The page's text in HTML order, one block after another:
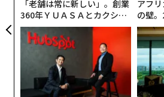
学者はこれまで考えていた。だが
て、太陽系の「スノーライン」の
小惑星帯に移動してきた小惑星の
になるかもしれない。スノーライ
（太陽）から離れるほど低くなる
になるほど低温になる境界までの
「老舗は常に新しい」。創業
360年ＹＵＡＳＡとカクシン
CEO田尻望が語る、AIを超え
る人の価値
アフ
の壁
た「